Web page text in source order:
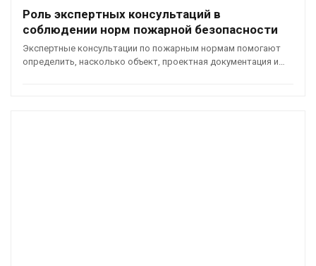
Роль экспертных консультаций в
соблюдении норм пожарной безопасности
Экспертные консультации по пожарным нормам помогают
определить, насколько объект, проектная документация и…